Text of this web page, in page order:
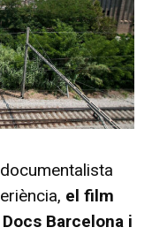
el film
Barcelona i